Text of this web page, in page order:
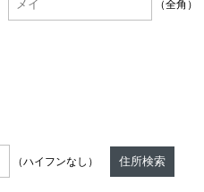
（全角）
（ハイフンなし） 住所検索